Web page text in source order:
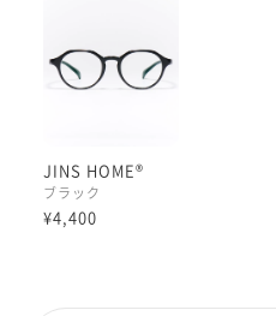
【着用フレーム】
カラー : ブラック
JINS HOME®
ブラック
¥4,400